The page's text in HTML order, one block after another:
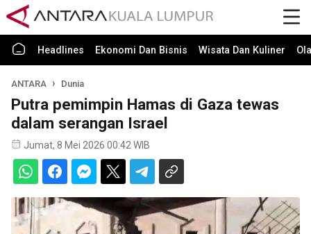
Headlines Ekonomi Dan Bisnis Wisata Dan Kuliner
ANTARA Dunia
Putra pemimpin Hamas di Gaza tewas
dalam serangan Israel
Jumat, 8 Mei 2026 00:42 WIB